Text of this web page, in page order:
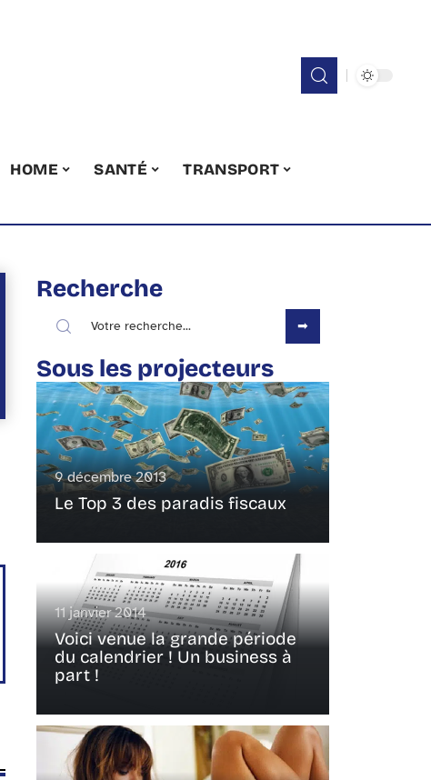
HOME SANTÉ
TRANSPORT
Recherche
Sous les projecteurs
9 décembre 2013
Le Top 3 des paradis fiscaux
11 janvier 2014
Voici venue la grande période
du calendrier ! Un business à
part !